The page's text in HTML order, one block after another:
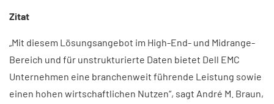
Zitat
„Mit diesem Lösungsangebot im High-End- und Midrange-
Bereich und für unstrukturierte Daten bietet Dell EMC
Unternehmen eine branchenweit führende Leistung sowie
einen hohen wirtschaftlichen Nutzen“, sagt André M. Braun,